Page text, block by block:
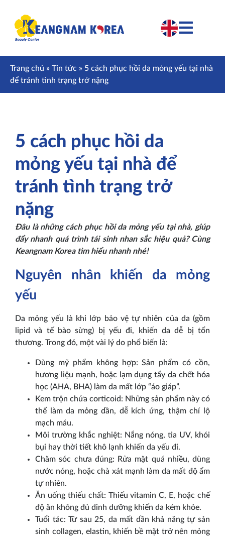
Trang chủ » Tin tức » 5 cách phục hồi da mỏng yếu tại nhà
để tránh tình trạng trở nặng
5 cách phục hồi da
mỏng yếu tại nhà để
tránh tình trạng trở
nặng
Đâu là những cách phục hồi da mỏng yếu tại nhà, giúp
đẩy nhanh quá trình tái sinh nhan sắc hiệu quả? Cùng
Keangnam Korea tìm hiểu nhanh nhé!
Nguyên nhân khiến da mỏng
yếu
Da mỏng yếu là khi lớp bảo vệ tự nhiên của da (gồm
lipid và tế bào sừng) bị yếu đi, khiến da dễ bị tổn
thương. Trong đó, một vài lý do phổ biến là:
Dùng mỹ phẩm không hợp: Sản phẩm có cồn,
hương liệu mạnh, hoặc lạm dụng tẩy da chết hóa
học (AHA, BHA) làm da mất lớp “áo giáp”.
Kem trộn chứa corticoid: Những sản phẩm này có
thể làm da mỏng dần, dễ kích ứng, thậm chí lộ
mạch máu.
Môi trường khắc nghiệt: Nắng nóng, tia UV, khói
bụi hay thời tiết khô lạnh khiến da yếu đi.
Chăm sóc chưa đúng: Rửa mặt quá nhiều, dùng
nước nóng, hoặc chà xát mạnh làm da mất độ ẩm
tự nhiên.
Ăn uống thiếu chất: Thiếu vitamin C, E, hoặc chế
độ ăn không đủ dinh dưỡng khiến da kém khỏe.
Tuổi tác: Từ sau 25, da mất dần khả năng tự sản
sinh collagen, elastin, khiến bề mặt trở nên mỏng